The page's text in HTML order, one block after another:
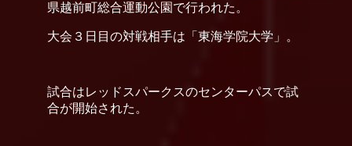
県越前町総合運動公園で行われた。
大会３日目の対戦相手は「東海学院大学」。
試合はレッドスパークスのセンターパスで試
合が開始された。